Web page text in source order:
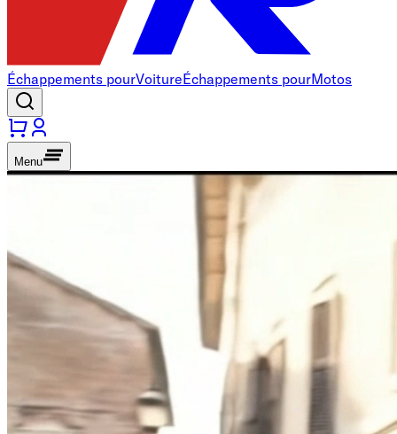
Échappements pourVoitureÉchappements pourMotos
Menu